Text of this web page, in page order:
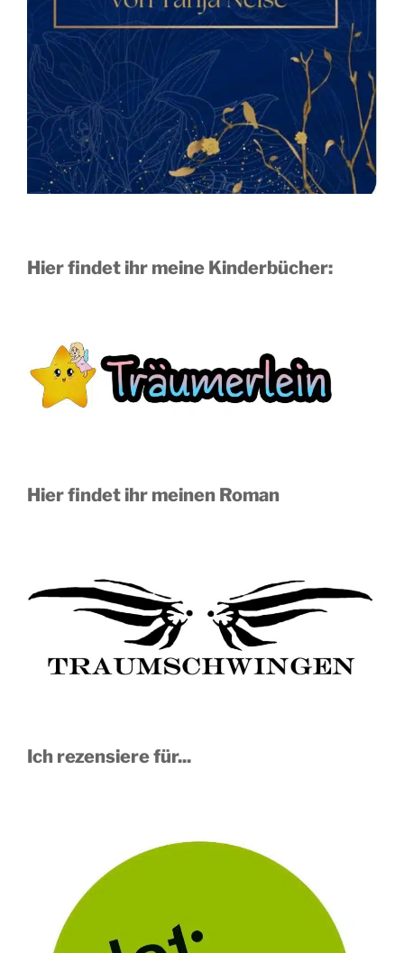
Hier findet ihr meine Kinderbücher:
Hier findet ihr meinen Roman
Ich rezensiere für...